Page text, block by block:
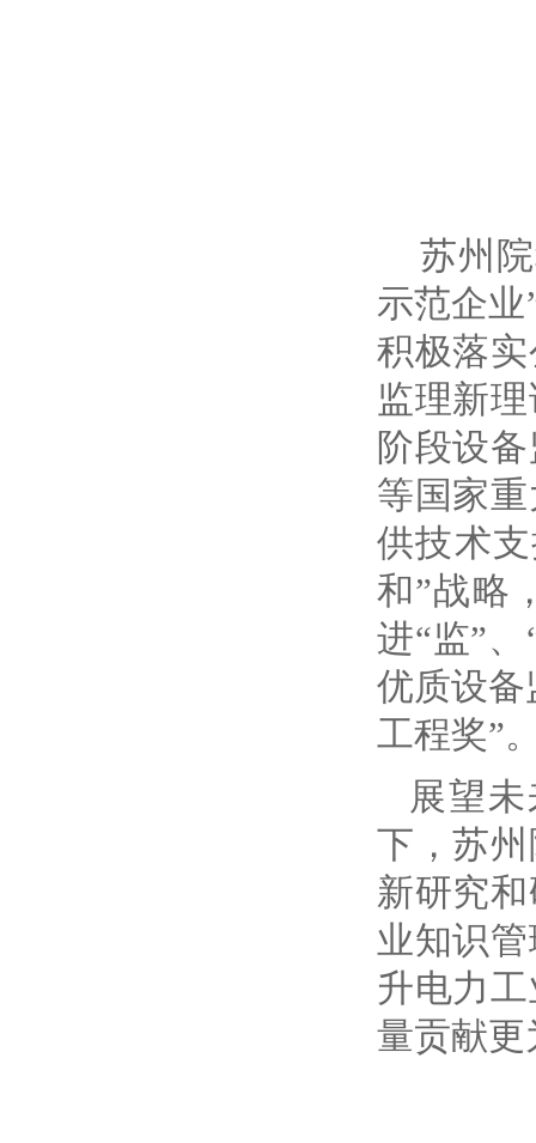
苏州
示范企业
积极落
监理新
阶段设
等国家
供技术
和”战略
进“监”
优质设
工程奖”
展望
下，苏
新研究
业知识
升电力
量贡献